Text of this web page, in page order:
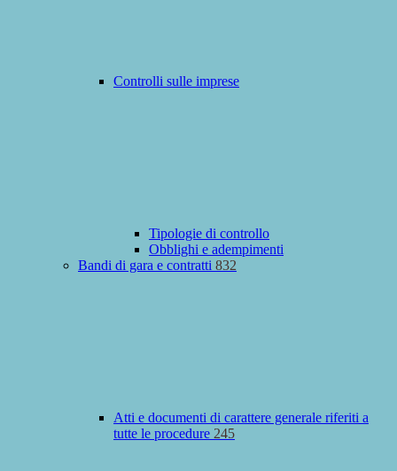
Controlli sulle imprese
Tipologie di controllo
Obblighi e adempimenti
Bandi di gara e contratti 832
Atti e documenti di carattere generale riferiti a
tutte le procedure 245